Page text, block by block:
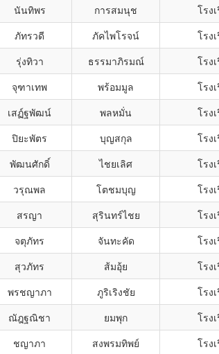
นันทิพร การสมนุช โรง
ภัทรวดี ภัคไพโรจน์ โรง
รุ่งทิวา ธรรมาภิรมณ์ โรง
จุฑาเทพ พร้อมมูล โรง
เสฏ์ฐพัฒน์ พลหมั่น โรง
ปิยะพัตร บุญสกุล โรง
พัฒนศักดิ์ ไชยเลิศ โรง
วรุณพล โตชมบุญ โรง
สรญา สุรินทร์ไชย โรง
จตุภัทร จันทะคัด โรง
สุวภัทร ส้มอุ้ย โรง
พรชญาภา ภูริเริงชัย โรง
ณัฎฐณิชา ยมพุก โรง
ชญาภา สงพรมทิพย์ โรง